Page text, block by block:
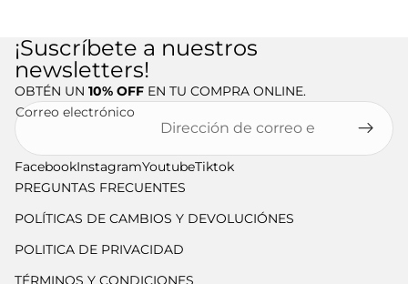
¡Suscríbete a nuestros
newsletters!
OBTÉN UN 10% OFF EN TU COMPRA ONLINE.
Correo electrónico
FacebookInstagramYoutubeTiktok
PREGUNTAS FRECUENTES
POLÍTICAS DE CAMBIOS Y DEVOLUCIÓNES
POLITICA DE PRIVACIDAD
TÉRMINOS Y CONDICIONES